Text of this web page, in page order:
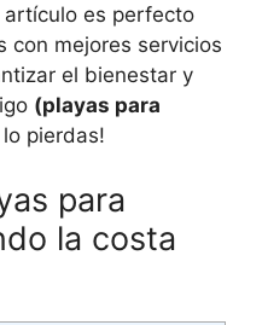
artículo es perfecto
con mejores servicios
el bienestar y
(playas para
lo pierdas!
para
la costa